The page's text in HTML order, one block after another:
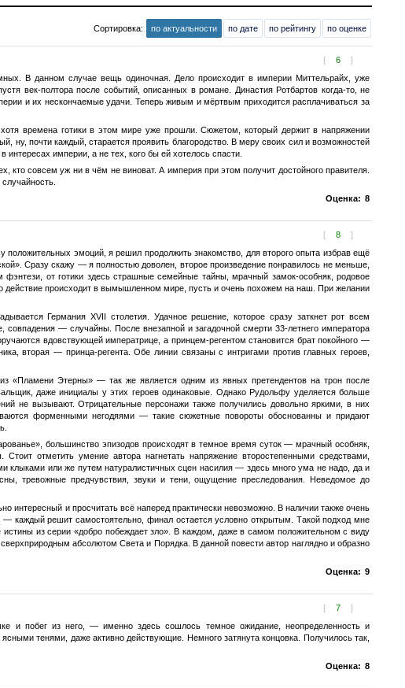
Сортировка: по актуальности по дате по рейтингу по оценке
[ 6 ]
В данном случае вещь одиночная. Дело происходит в империи Миттельрайх, уже
век-полтора после событий, описанных в романе. Династия Ротбартов когда-то, не
и их нескончаемые удачи. Теперь живым и мёртвым приходится расплачиваться за
времена готики в этом мире уже прошли. Сюжетом, который держит в напряжении
ну, почти каждый, старается проявить благородство. В меру своих сил и возможностей
империи, а не тех, кого бы ей хотелось спасти.
кто совсем уж ни в чём не виноват. А империя при этом получит достойного правителя.
Оценка: 8
[ 8 ]
эмоций, я решил продолжить знакомство, для второго опыта избрав ещё
Сразу скажу — я полностью доволен, второе произведение понравилось не меньше,
от готики здесь страшные семейные тайны, мрачный замок-особняк, родовое
действие происходит в вымышленном мире, пусть и очень похожем на наш. При желании
Германия XVII столетия. Удачное решение, которое сразу заткнет рот всем
— случайны. После внезапной и загадочной смерти 33-летнего императора
вдовствующей императрице, а принцем-регентом становится брат покойного —
вторая — принца-регента. Обе линии связаны с интригами против главных героев,
«Пламени Этерны» — так же является одним из явных претендентов на трон после
даже инициалы у этих героев одинаковые. Однако Рудольфу уделяется больше
не вызывают. Отрицательные персонажи также получились довольно яркими, в них
форменными негодяями — такие сюжетные повороты обоснованны и придают
большинство эпизодов происходят в темное время суток — мрачный особняк,
отметить умение автора нагнетать напряжение второстепенными средствами,
клыками или же путем натуралистичных сцен насилия — здесь много ума не надо, да и
тревожные предчувствия, звуки и тени, ощущение преследования. Неведомое до
интересный и просчитать всё наперед практически невозможно. В наличии также очень
каждый решит самостоятельно, финал остается условно открытым. Такой подход мне
из серии «добро побеждает зло». В каждом, даже в самом положительном с виду
абсолютом Света и Порядка. В данной повести автор наглядно и образно
Оценка: 9
[ 7 ]
побег из него, — именно здесь сошлось темное ожидание, неопределенность и
тенями, даже активно действующие. Немного затянута концовка. Получилось так,
Оценка: 8